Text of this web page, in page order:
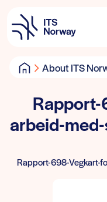
About ITS
arbeid-
Rapport-698-Vegkart-